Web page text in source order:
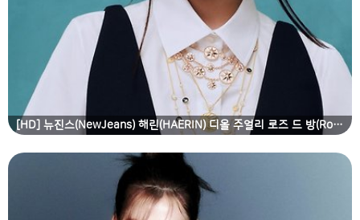
[HD] 뉴진스(NewJeans) 해린(HAERIN) 디올 주얼리 로즈 드 방(Rose des Vents) 라인 2탄 고화질 화보